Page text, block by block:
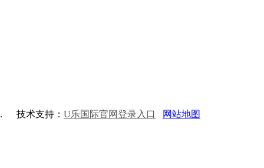
技术支持： U乐国际官网登录入口 网站地图